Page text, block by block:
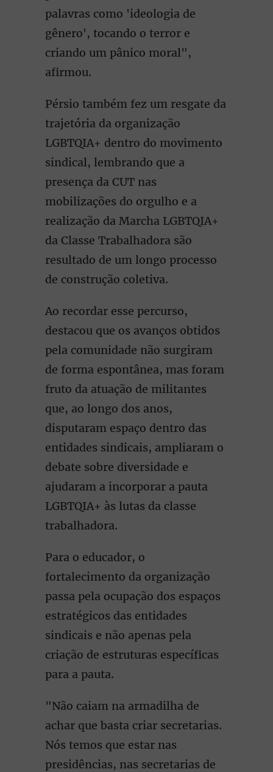
palavras como 'ideologia de
gênero', tocando o terror e
criando um pânico moral",
afirmou.
Pérsio também fez um resgate da
trajetória da organização
LGBTQIA+ dentro do movimento
sindical, lembrando que a
presença da CUT nas
mobilizações do orgulho e a
realização da Marcha LGBTQIA+
da Classe Trabalhadora são
resultado de um longo processo
de construção coletiva.
Ao recordar esse percurso,
destacou que os avanços obtidos
pela comunidade não surgiram
de forma espontânea, mas foram
fruto da atuação de militantes
que, ao longo dos anos,
disputaram espaço dentro das
entidades sindicais, ampliaram o
debate sobre diversidade e
ajudaram a incorporar a pauta
LGBTQIA+ às lutas da classe
trabalhadora.
Para o educador, o
fortalecimento da organização
passa pela ocupação dos espaços
estratégicos das entidades
sindicais e não apenas pela
criação de estruturas específicas
para a pauta.
"Não caiam na armadilha de
achar que basta criar secretarias.
Nós temos que estar nas
presidências, nas secretarias de